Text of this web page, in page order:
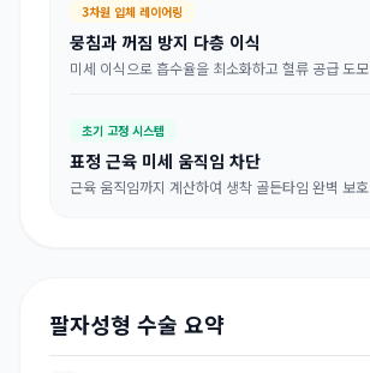
3차원 입체 레이어링
뭉침과 꺼짐 방지 다층 이식
미세 이식으로 흡수율을 최소화하고 혈류 공급 도모
초기 고정 시스템
표정 근육 미세 움직임 차단
근육 움직임까지 계산하여 생착 골든타임 완벽 보호
팔자성형 수술 요약